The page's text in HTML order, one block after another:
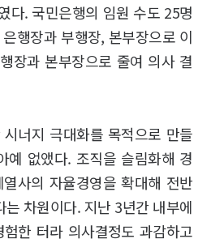
다. 국민은행의 임원 수도 25명
행장과 부행장, 본부장으로 이
장과 본부장으로 줄여 의사 결
너지 극대화를 목적으로 만들
예 없앴다. 조직을 슬림화해 경
사의 자율경영을 확대해 전반
차원이다. 지난 3년간 내부에
한 터라 의사결정도 과감하고